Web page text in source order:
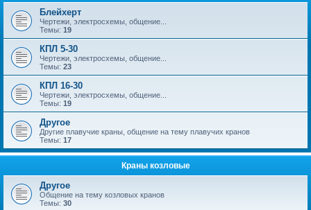
Блейхерт
Чертежи, электросхемы, общение...
Темы: 19
КПЛ 5-30
Чертежи, электросхемы, общение...
Темы: 23
КПЛ 16-30
Чертежи, электросхемы, общение...
Темы: 19
Другое
Другие плавучие краны, общение на тему плавучих кранов
Темы: 17
Краны козловые
Другое
Общение на тему козловых кранов
Темы: 30